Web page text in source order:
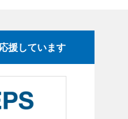
援しています